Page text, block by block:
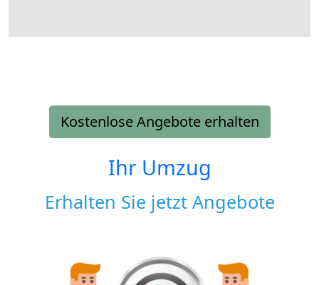
Kostenlose Angebote erhalten
Ihr Umzug
Erhalten Sie jetzt Angebote